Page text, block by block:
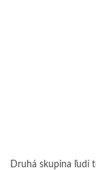
Druhá skupina ľudí